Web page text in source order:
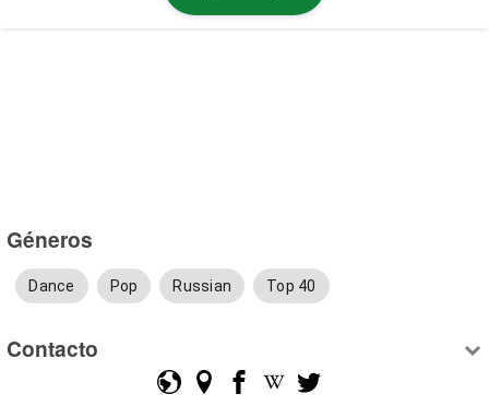
Géneros
Dance Pop Russian Top 40
Contacto